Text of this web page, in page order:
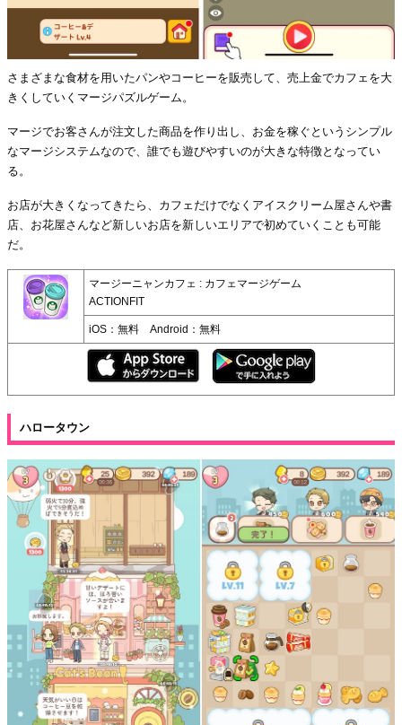
さまざまな食材を用いたパンやコーヒーを販売して、売上金でカフェを大
きくしていくマージパズルゲーム。
マージでお客さんが注文した商品を作り出し、お金を稼ぐというシンプル
なマージシステムなので、誰でも遊びやすいのが大きな特徴となってい
る。
お店が大きくなってきたら、カフェだけでなくアイスクリーム屋さんや書
店、お花屋さんなど新しいお店を新しいエリアで初めていくことも可能
だ。
マージーニャンカフェ : カフェマージゲーム
ACTIONFIT
iOS：無料 Android：無料
ハロータウン